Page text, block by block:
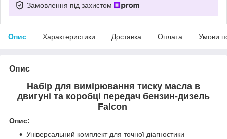
Замовлення під захистом
Опис Характеристики Доставка Оплата Умови
Опис
Набір для вимірювання тиску масла в
двигуні та коробці передач бензин-дизель
Falcon
Опис:
Універсальний комплект для точної діагностики